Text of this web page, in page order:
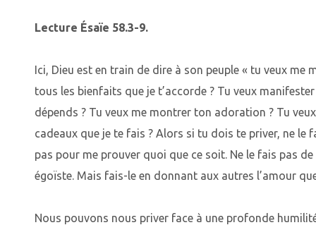
Lecture Ésaïe 58.3-9.
Ici, Dieu est en train de dire à son peuple « tu veux
tous les bienfaits que je t’accorde ? Tu veux
dépends ? Tu veux me montrer ton adoration ? Tu
cadeaux que je te fais ? Alors si tu dois te priver, ne le
pas pour me prouver quoi que ce soit. Ne le fais pas
égoïste. Mais fais-le en donnant aux autres l’amour
Nous pouvons nous priver face à une profonde